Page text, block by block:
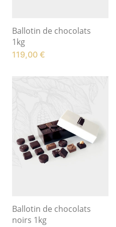
Ballotin de chocolats
1kg
119,00 €
Ballotin de chocolats
noirs 1kg